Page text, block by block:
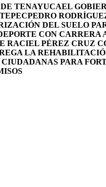
TENAYUCAEL
PEDRO
DEL SUELO
CON CARRERA
RACIEL PÉREZ CRUZ
LA
PARA